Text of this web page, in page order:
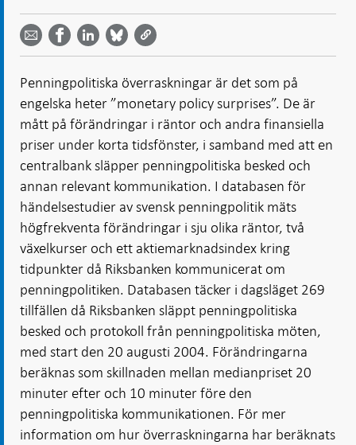
Dela
email -
Öppnas
i ny flik
Dela på
Facebook
- Öppnas
Dela på
LinkedIn
-
Öppnas
i ny flik
på
Bluesky
-
i ny flik
på
Twitter
-
i ny flik
Penningpolitiska överraskningar är det som på
engelska heter ”monetary policy surprises”. De är
mått på förändringar i räntor och andra finansiella
priser under korta tidsfönster, i samband med att en
centralbank släpper penningpolitiska besked och
annan relevant kommunikation. I databasen för
händelsestudier av svensk penningpolitik mäts
högfrekventa förändringar i sju olika räntor, två
växelkurser och ett aktiemarknadsindex kring
tidpunkter då Riksbanken kommunicerat om
penningpolitiken. Databasen täcker i dagsläget 269
tillfällen då Riksbanken släppt penningpolitiska
besked och protokoll från penningpolitiska möten,
med start den 20 augusti 2004. Förändringarna
beräknas som skillnaden mellan medianpriset 20
minuter efter och 10 minuter före den
penningpolitiska kommunikationen. För mer
information om hur överraskningarna har beräknats